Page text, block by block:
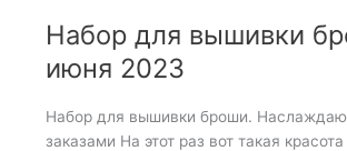
Набор для вышивки
июня 2023
Набор для вышивки броши.
заказами На этот раз вот такая